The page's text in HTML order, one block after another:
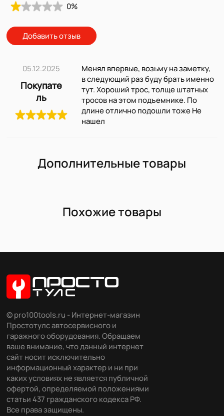
0%
Добавить отзыв
05.12.2025
Покупате
ль
Менял впервые, возьму на заметку,
в следующий раз буду брать именно
тут. Хороший трос, толще штатных
тросов на этом подъемнике. По
длине отлично подошли тоже Не
нашел
Дополнительные товары
Похожие товары
© pro100tools.ru - Интернет-магазин
Простотулс автосервисного и
гаражного оборудования. Обращаем
ваше внимание, что данный интернет
сайт носит исключительно
информационный характер и ни при
каких условиях не является публичной
офертой, определяемой положениями
статьи 437 гражданского кодекса РФ.
Все права защищены.